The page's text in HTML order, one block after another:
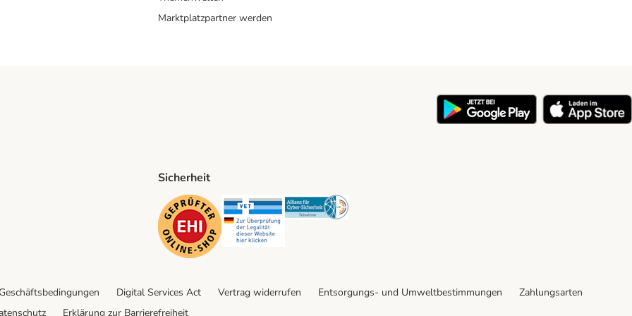
Marktplatzpartner werden
Method
Sicherheit
Security Security Security
Digital Services Act Vertrag widerrufen Entsorgungs- und Umweltbestimmungen
Zahlungsarten
Erklärung zur Barrierefreiheit